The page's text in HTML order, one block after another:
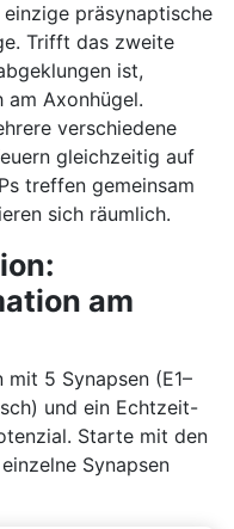
einzige präsynaptische
Trifft das zweite
ist,
Axonhügel.
verschiedene
gleichzeitig auf
treffen gemeinsam
sich räumlich.
am
5 Synapsen (E1–
und ein Echtzeit-
Starte mit den
Synapsen